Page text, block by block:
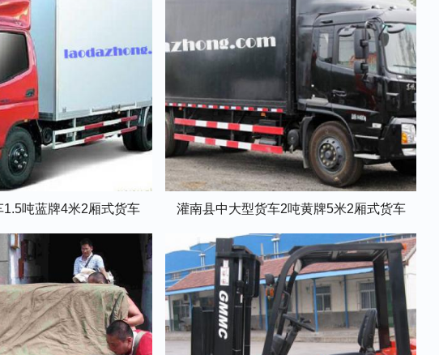
吨蓝牌4米2厢式货车 灌南县中大型货车2吨黄牌5米2厢式货车